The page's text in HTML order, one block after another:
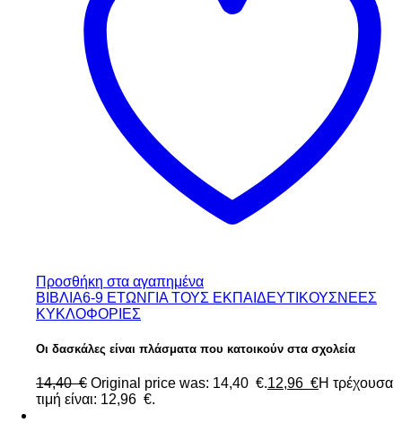
Προσθήκη στα αγαπημένα
ΒΙΒΛΙΑ6-9 ΕΤΩΝ ΓΙΑ ΤΟΥΣ ΕΚΠΑΙΔΕΥΤΙΚΟΥΣΝΕΕΣ
ΚΥΚΛΟΦΟΡΙΕΣ
Οι δασκάλες είναι πλάσματα που κατοικούν στα σχολεία
14,40 € Original price was: 14,40 €.12,96 €Η τρέχουσα
τιμή είναι: 12,96 €.